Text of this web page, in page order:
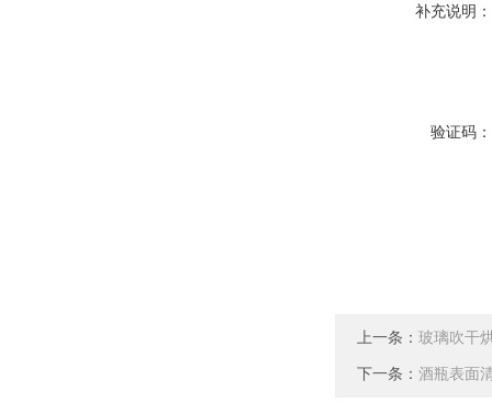
补充说明：
验证码：
上一条： 玻璃吹干
下一条： 酒瓶表面